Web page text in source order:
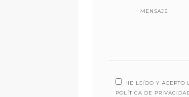
MENSAJE
HE LEÍDO Y ACEPTO
POLÍTICA DE